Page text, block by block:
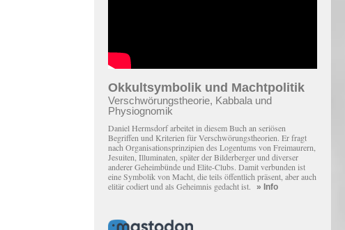
Okkultsymbolik und Machtpolitik
Verschwörungstheorie, Kabbala und
Physiognomik
Daniel Hermsdorf arbeitet in diesem Buch an seriösen
Begriffen und Kriterien für Verschwörungstheorien. Er fragt
nach Organisationsprinzipien des Logentums von Freimaurern,
Jesuiten, Illuminaten, später der Bilderberger und diverser
anderer Geheimbünde und Elite-Clubs. Damit verbunden ist
eine Symbolik von Macht, die teils öffentlich präsent, aber auch
elitär codiert und als Geheimnis gedacht ist. » Info